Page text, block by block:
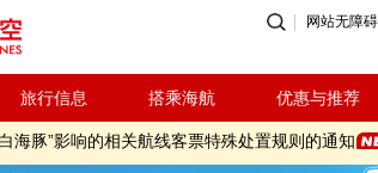
网站无障碍
旅行信息 搭乘海航 优惠与推荐
乐”周二幸运夜（特别季）答题抽奖活动规则（
乐”周二幸运夜（特别季）抽奖活动规则（
空公司名义进行欺诈的温馨提示
股份有限公司公告
海豚”影响海南航空国际客票特殊票务处理规定的
海豚”影响的相关航线客票特殊处置规则的通知
台风“白海豚”天气原因影响海南航空部分航班调整
国内航线燃油附加费征收标准调整的通知